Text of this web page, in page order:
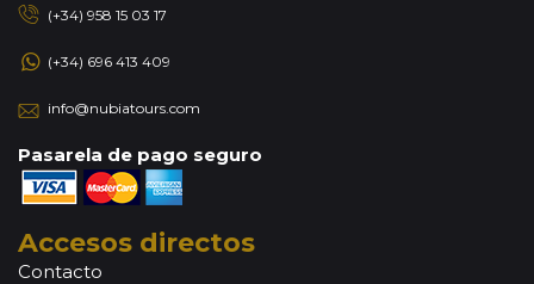
(+34) 958 15 03 17
(+34) 696 413 409
info@nubiatours.com
Pasarela de pago seguro
Accesos directos
Contacto